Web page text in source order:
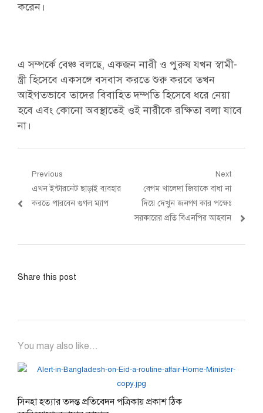
করেন।
এ সম্পর্কে বেঞ্চ বলছে, একজন নারী ও পুরুষ যখন স্বামী-
স্ত্রী হিসেবে একসঙ্গে বসবাস করতে শুরু করবে তখন
আইগতভাবে তাদের বিবাহিত দম্পতি হিসেবে ধরে নেয়া
হবে এবং কোনো অবস্থাতেই ওই নারীকে রক্ষিতা বলা যাবে
না।
Post
navigation
Previous
Previous
post:
এখন ইন্টারনেট ছাড়াই ব্যবহার
করতে পারবেন গুগল ম্যাপ
Next
Next
post:
বেগম খালেদা জিয়াকে বাধা না
দিয়ে দেখুন জনগণ কার পক্ষেঃ
সরকারের প্রতি বিএনপির আহবান
Share this post
You may also like...
সিনহা হত্যার তদন্ত প্রতিবেদন পত্রিকায় প্রকাশ ঠিক